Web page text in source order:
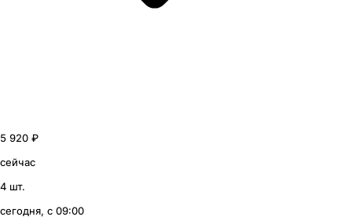
5 920 ₽
сейчас
4 шт.
сегодня, с 09:00